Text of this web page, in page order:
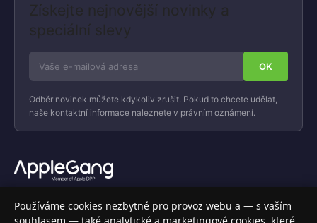
Získejte nejnovější novinky a
speciální slevy
Odběr novinek můžete kdykoliv zrušit. Pokud to chcete udělat,
naše kontaktní informace naleznete v právním oznámení.
Váš specializovaný obchod s Apple produkty, příslušenstvím a
elektronikou. Nakupujte bezpečně a s jistotou.
Používáme cookies nezbytné pro provoz webu a — s vaším